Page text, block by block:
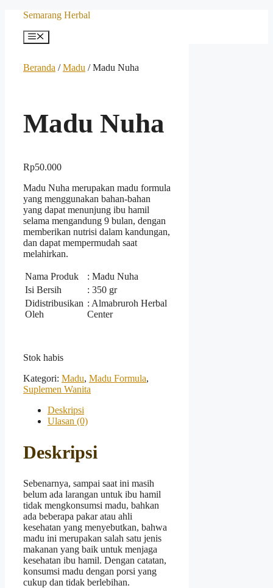
Langsung
Semarang Herbal
Menu
Beranda /Madu / Madu Nuha
Madu Nuha
Rp50.000
Madu Nuha merupakan madu formula
yang menggunakan bahan-bahan
yang dapat menunjung ibu hamil
selama mengandung 9 bulan, dengan
memberikan nutrisi dalam kandungan,
dan dapat mempermudah saat
melahirkan.
Nama Produk
: Madu Nuha
Isi Bersih
: 350 gr
Didistribusikan
Oleh
: Almabruroh Herbal
Center
Stok habis
Kategori: Madu, Madu Formula,
Suplemen Wanita
Deskripsi
Ulasan (0)
Deskripsi
Sebenarnya, sampai saat ini masih
belum ada larangan untuk ibu hamil
tidak mengkonsumsi madu, bahkan
ada beberapa pakar atau ahli
kesehatan yang menyebutkan, bahwa
madu ini merupakan salah satu jenis
makanan yang baik untuk menjaga
kesehatan ibu hamil. Dengan catatan,
konsumsi madu dengan porsi yang
cukup dan tidak berlebihan.